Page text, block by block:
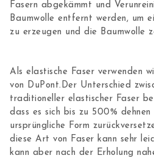
Fasern abgekämmt und
Baumwolle entfernt werden, um
zu erzeugen und die Baumwolle
Als elastische Faser verwenden
von DuPont.Der Unterschied
traditioneller elastischer Faser
dass es sich bis zu 500% dehnen
ursprüngliche Form
diese Art von Faser kann sehr
kann aber nach der Erholung